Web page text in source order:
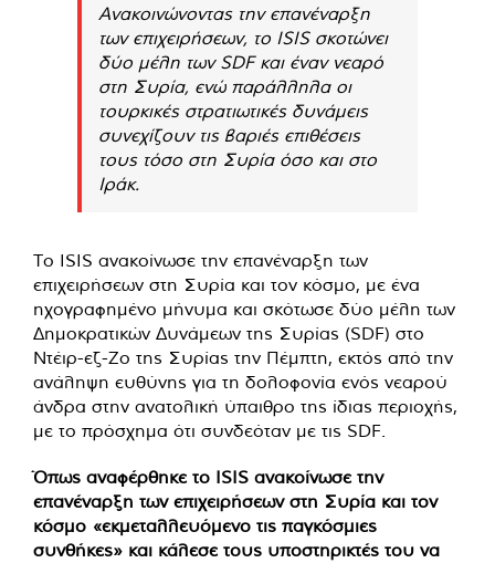
Ανακοινώνοντας την επανέναρξη
των επιχειρήσεων, το ISIS σκοτώνει
δύο μέλη των SDF και έναν νεαρό
στη Συρία, ενώ παράλληλα οι
τουρκικές στρατιωτικές δυνάμεις
συνεχίζουν τις βαριές επιθέσεις
τους τόσο στη Συρία όσο και στο
Ιράκ.
Το ISIS ανακοίνωσε την επανέναρξη των
επιχειρήσεων στη Συρία και τον κόσμο, με ένα
ηχογραφημένο μήνυμα και σκότωσε δύο μέλη των
Δημοκρατικών Δυνάμεων της Συρίας (SDF) στο
Ντέιρ-εζ-Ζο της Συρίας την Πέμπτη, εκτός από την
ανάληψη ευθύνης για τη δολοφονία ενός νεαρού
άνδρα στην ανατολική ύπαιθρο της ίδιας περιοχής,
με το πρόσχημα ότι συνδεόταν με τις SDF.
Όπως αναφέρθηκε το ISIS ανακοίνωσε την
επανέναρξη των επιχειρήσεων στη Συρία και τον
κόσμο «εκμεταλλευόμενο τις παγκόσμιες
συνθήκες» και κάλεσε τους υποστηρικτές του να